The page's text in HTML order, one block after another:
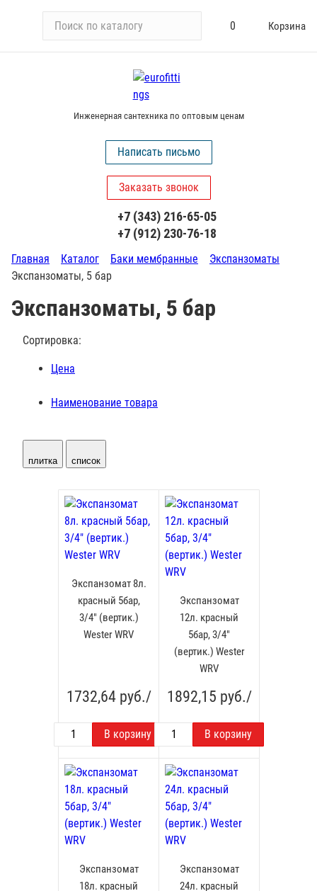
и
у
0 Корзина
Инженерная сантехника по оптовым ценам
Написать письмо
Заказать звонок
+7 (343) 216-65-05
+7 (912) 230-76-18
Главная Каталог Баки мембранные
Экспанзоматы
Экспанзоматы, 5 бар
Экспанзоматы, 5 бар
Сортировка:
Цена
Наименование товара
плитка список
Экспанзомат 8л.
красный 5бар,
3/4" (вертик.)
Wester WRV
1732,64 руб./
Экспанзомат
12л. красный
5бар, 3/4"
(вертик.) Wester
WRV
1892,15 руб./
Экспанзомат
18л. красный
Экспанзомат
24л. красный